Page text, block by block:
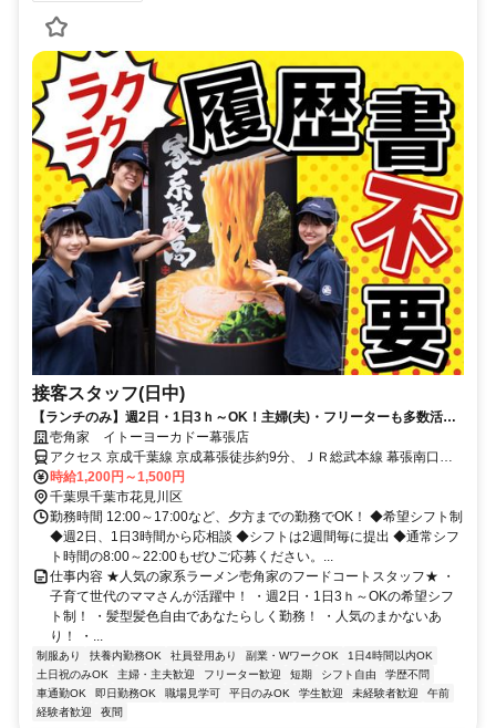
接客スタッフ(日中)
【ランチのみ】週2日・1日3ｈ～OK！主婦(夫)・フリーターも多数活躍
中！壱角家 イトーヨーカドー幕張店
アクセス 京成千葉線 京成幕張徒歩約9分、ＪＲ総武本線 幕張南口徒
歩約11分、ＪＲ京葉線/ＪＲ武蔵野線 海浜幕張北口(中央口)徒歩約16
分
時給1,200円～1,500円
千葉県千葉市花見川区
勤務時間 12:00～17:00など、夕方までの勤務でOK！ ◆希望シフト制
◆週2日、1日3時間から応相談 ◆シフトは2週間毎に提出 ◆通常シフ
ト時間の8:00～22:00もぜひご応募ください。...
仕事内容 ★人気の家系ラーメン壱角家のフードコートスタッフ★ ・
子育て世代のママさんが活躍中！ ・週2日・1日3ｈ～OKの希望シフ
ト制！ ・髪型髪色自由であなたらしく勤務！ ・人気のまかないあ
り！ ・...
制服あり 扶養内勤務OK 社員登用あり 副業・WワークOK
1日4時間以内OK
土日祝のみOK
主婦・主夫歓迎 フリーター歓迎 短期 シフト自由
学歴不問
車通勤OK
即日勤務OK 職場見学可 平日のみOK 学生歓迎 未経験者歓迎
午前
経験者歓迎
夜間